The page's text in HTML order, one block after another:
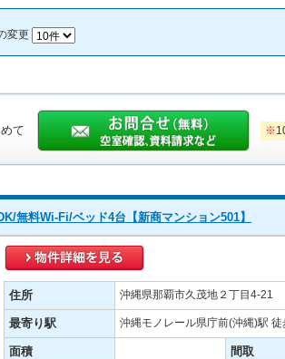
変更
て ※
無料Wi-Fi/ベッド4台【新商マンション501】
住所 沖縄県那覇市久茂地２丁目4-21
最寄り駅 沖縄モノレール県庁前(沖縄)駅 徒
面積 間取